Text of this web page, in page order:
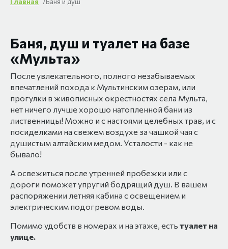
Баня, душ и туалет на базе
«Мульта»
После увлекательного, полного незабываемых
впечатлений похода к Мультинским озерам, или
прогулки в живописных окрестностях села Мульта,
нет ничего лучше хорошо натопленной бани из
лиственницы! Можно и с настоями целебных трав, и с
посиделками на свежем воздухе за чашкой чая с
душистым алтайским медом. Усталости - как не
бывало!
А освежиться после утренней пробежки или с
дороги поможет упругий бодрящий душ. В вашем
распоряжении летняя кабина с освещением и
электрическим подогревом воды.
Помимо удобств в номерах и на этаже, есть туалет на
улице.